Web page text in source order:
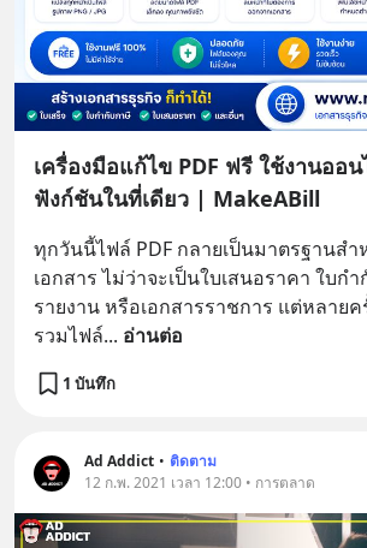
เครื่องมือแก้ไข PDF ฟรี ใช้งานออ
ฟังก์ชันในที่เดียว | MakeABill
ทุกวันนี้ไฟล์ PDF กลายเป็นมาตรฐานสำ
เอกสาร ไม่ว่าจะเป็นใบเสนอราคา ใบ
รายงาน หรือเอกสารราชการ แต่หลายค
รวมไฟล์... อ่านต่อ
1 บันทึก
Ad Addict • ติดตาม
12 ก.พ. 2021 เวลา 12:00 • การตลาด